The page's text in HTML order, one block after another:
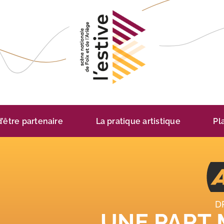
partenaire La pratique artistique